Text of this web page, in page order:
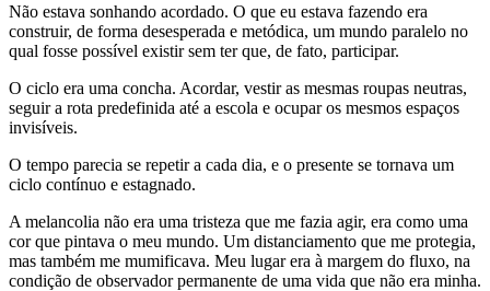
Não estava sonhando acordado. O que eu estava fazendo era
construir, de forma desesperada e metódica, um mundo paralelo no
qual fosse possível existir sem ter que, de fato, participar.
O ciclo era uma concha. Acordar, vestir as mesmas roupas neutras,
seguir a rota predefinida até a escola e ocupar os mesmos espaços
invisíveis.
O tempo parecia se repetir a cada dia, e o presente se tornava um
ciclo contínuo e estagnado.
A melancolia não era uma tristeza que me fazia agir, era como uma
cor que pintava o meu mundo. Um distanciamento que me protegia,
mas também me mumificava. Meu lugar era à margem do fluxo, na
condição de observador permanente de uma vida que não era minha.